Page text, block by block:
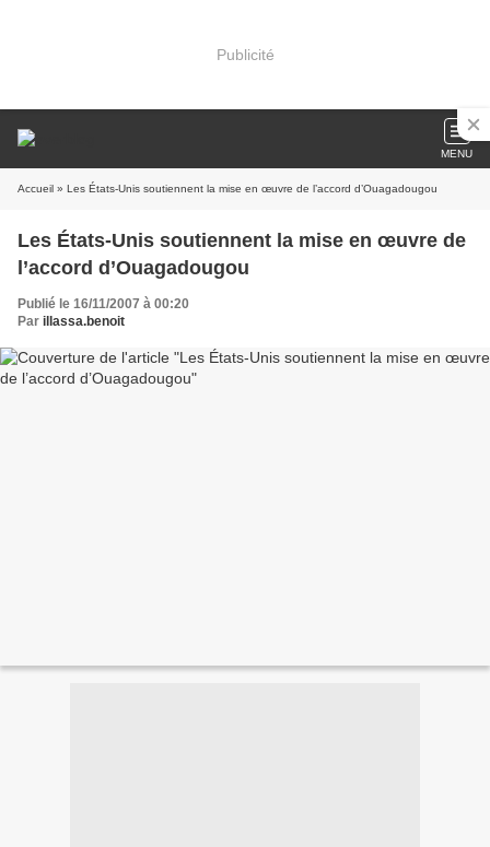
Publicité
MENU
Accueil » Les États-Unis soutiennent la mise en œuvre de l’accord d’Ouagadougou
Les États-Unis soutiennent la mise en œuvre de
l’accord d’Ouagadougou
Publié le 16/11/2007 à 00:20
Par illassa.benoit